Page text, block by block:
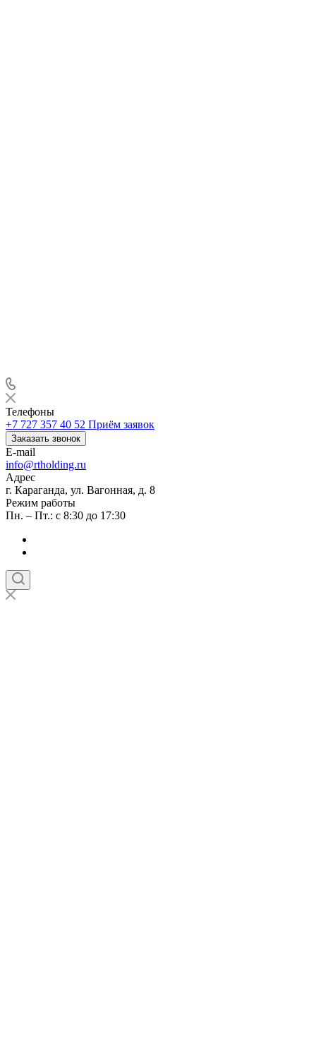
Телефоны
+7 727 357 40 52 Приём заявок
Заказать звонок
E-mail
info@rtholding.ru
Адрес
г. Караганда, ул. Вагонная, д. 8
Режим работы
Пн. – Пт.: с 8:30 до 17:30